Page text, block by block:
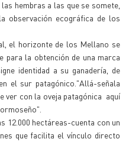
hembras a las que se somete,
observación ecográfica de los
el horizonte de los Mellano se
para la obtención de una marca
identidad a su ganadería, de
el sur patagónico."Allá-señala
ver con la oveja patagónica aquí
12.000 hectáreas-cuenta con un
que facilita el vínculo directo